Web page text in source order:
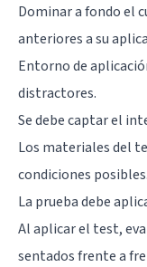
Dominar a fondo el
anteriores a su
Entorno de
distractores.
Se debe captar el
Los materiales del
condiciones posibles.
La prueba debe
Al aplicar el test,
sentados frente a